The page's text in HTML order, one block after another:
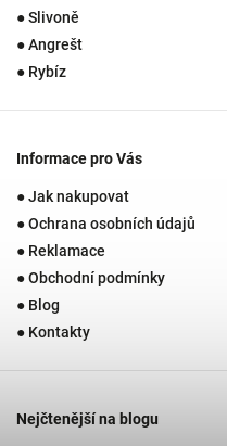
● Slivoně
● Angrešt
● Rybíz
Informace pro Vás
● Jak nakupovat
● Ochrana osobních údajů
● Reklamace
● Obchodní podmínky
● Blog
● Kontakty
Nejčtenější na blogu